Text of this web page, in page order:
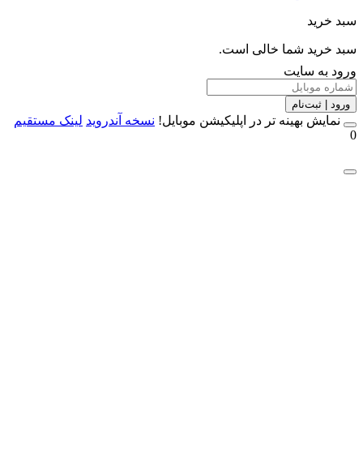
خرید شما خالی است.
به سایت
| ثبت‌نام
بهینه تر در اپلیکیشن موبایل!نسخه آندروید لینک مستقیم